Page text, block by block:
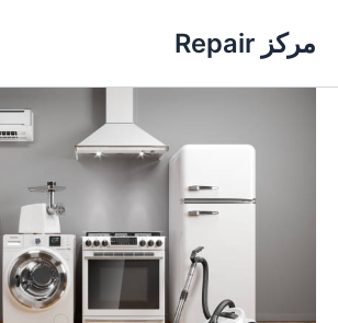
المحتوى
مركز Repair